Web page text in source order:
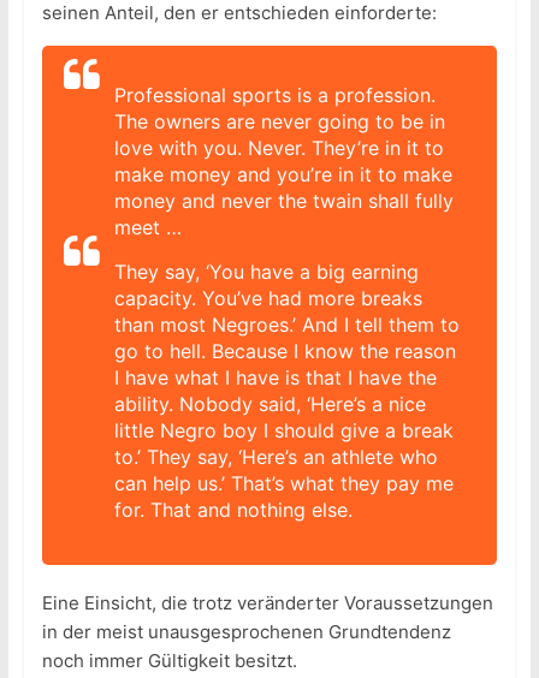
seinen Anteil, den er entschieden einforderte:
Professional sports is a profession.
The owners are never going to be in
love with you. Never. They’re in it to
make money and you’re in it to make
money and never the twain shall fully
meet …
They say, ‘You have a big earning
capacity. You’ve had more breaks
than most Negroes.’ And I tell them to
go to hell. Because I know the reason
I have what I have is that I have the
ability. Nobody said, ‘Here’s a nice
little Negro boy I should give a break
to.’ They say, ‘Here’s an athlete who
can help us.’ That’s what they pay me
for. That and nothing else.
Eine Einsicht, die trotz veränderter Voraussetzungen
in der meist unausgesprochenen Grundtendenz
noch immer Gültigkeit besitzt.